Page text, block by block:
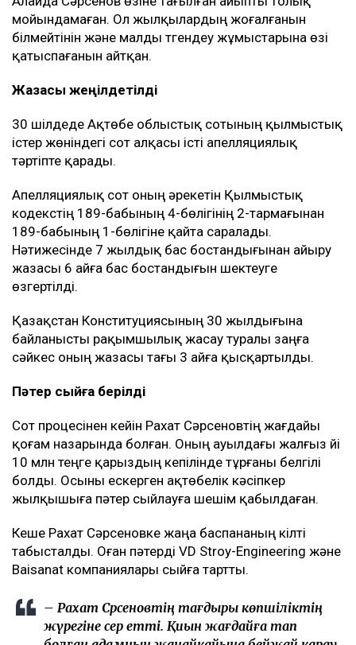
мойындамаған. Ол жылқылардың жоғалғанын
білмейтінін және малды түгендеу жұмыстарына өзі
қатыспағанын айтқан.
Жазасы жеңілдетілді
30 шілдеде Ақтөбе облыстық сотының қылмыстық
істер жөніндегі сот алқасы істі апелляциялық
тәртіпте қарады.
Апелляциялық сот оның әрекетін Қылмыстық
кодекстің 189-бабының 4-бөлігінің 2-тармағынан
189-бабының 1-бөлігіне қайта саралады.
Нәтижесінде 7 жылдық бас бостандығынан айыру
жазасы 6 айға бас бостандығын шектеуге
өзгертілді.
Қазақстан Конституциясының 30 жылдығына
байланысты рақымшылық жасау туралы заңға
сәйкес оның жазасы тағы 3 айға қысқартылды.
Пәтер сыйға берілді
Сот процесінен кейін Рахат Сәрсеновтің жағдайы
қоғам назарында болған. Оның ауылдағы жалғыз үйі
10 млн теңге қарыздың кепілінде тұрғаны белгілі
болды. Осыны ескерген ақтөбелік кәсіпкер
жылқышыға пәтер сыйлауға шешім қабылдаған.
Кеше Рахат Сәрсеновке жаңа баспананың кілті
табысталды. Оған пәтерді VD Stroy-Engineering және
Baisanat компаниялары сыйға тартты.
– Рахат Сәрсеновтің тағдыры көпшіліктің
жүрегіне әсер етті. Қиын жағдайға тап